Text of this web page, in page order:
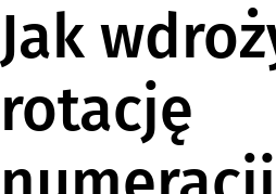
Jak
rotację